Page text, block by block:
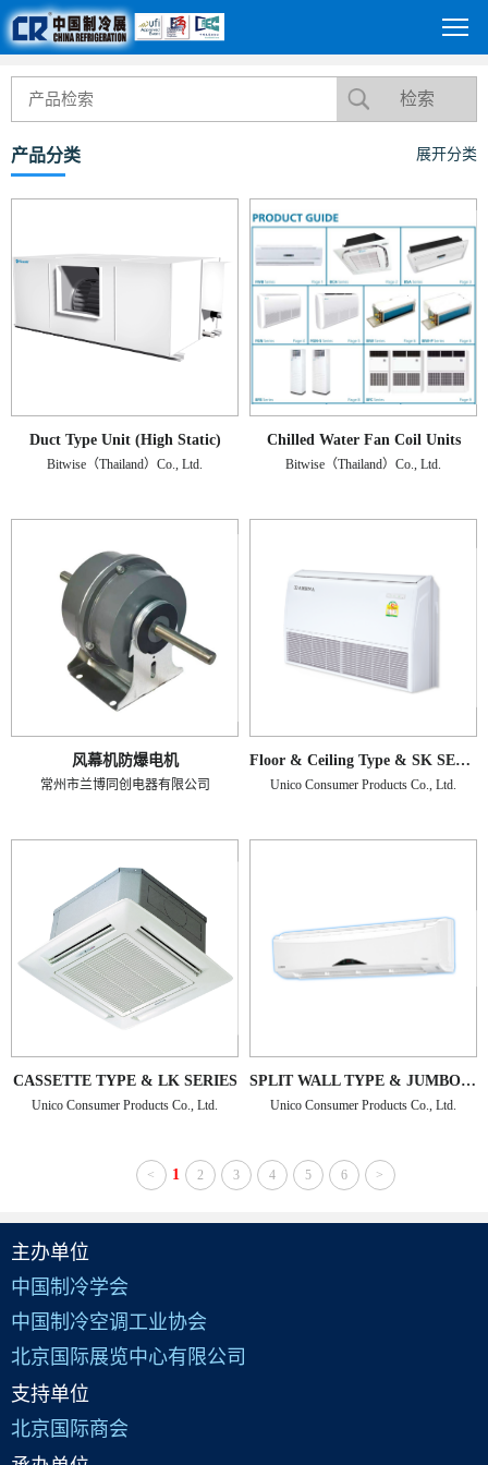
产品分类 展开分类
Duct Type Unit (High Static)
Bitwise（Thailand）Co., Ltd.
Chilled Water Fan Coil Units
Bitwise（Thailand）Co., Ltd.
风幕机防爆电机
常州市兰博同创电器有限公司
Floor & Ceiling Type & SK SERIES
Unico Consumer Products Co., Ltd.
CASSETTE TYPE & LK SERIES
Unico Consumer Products Co., Ltd.
SPLIT WALL TYPE & JUMBO SERIES
Unico Consumer Products Co., Ltd.
< 1 2 3 4 5 6 >
主办单位
中国制冷学会
中国制冷空调工业协会
北京国际展览中心有限公司
支持单位
北京国际商会